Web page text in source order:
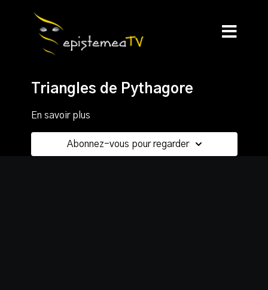
Triangles de Pythagore
En savoir plus
Abonnez-vous pour regarder